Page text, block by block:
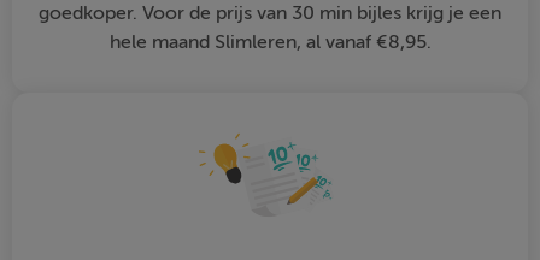
goedkoper. Voor de prijs van 30 min bijles krijg je een
hele maand Slimleren, al vanaf €8,95.